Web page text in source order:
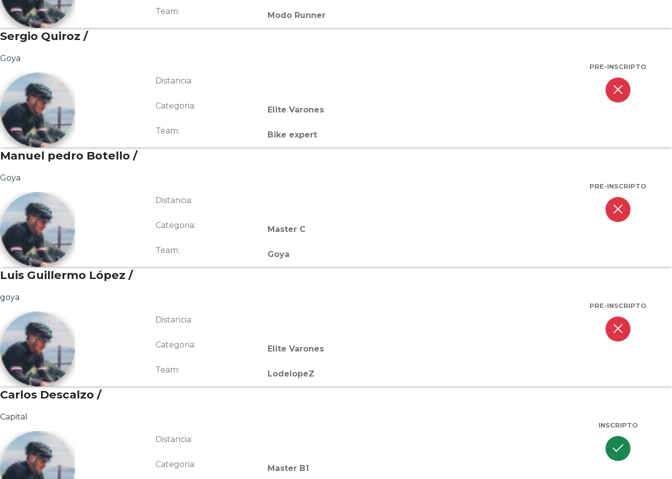
Team: Modo Runner
Sergio Quiroz /
Goya
Distancia:
Categoria: Elite Varones
Team: Bike expert
PRE-INSCRIPTO
close
Manuel pedro Botello /
Goya
Distancia:
Categoria: Master C
Team: Goya
PRE-INSCRIPTO
close
Luis Guillermo López /
goya
Distancia:
Categoria: Elite Varones
Team: LodelopeZ
PRE-INSCRIPTO
close
Carlos Descalzo /
Capital
Distancia:
Categoria: Master B1
INSCRIPTO
check